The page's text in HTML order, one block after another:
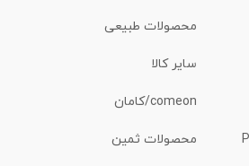
محصولات طبیعی
سایر کالا
comeon/کامان
محصولات ثمین